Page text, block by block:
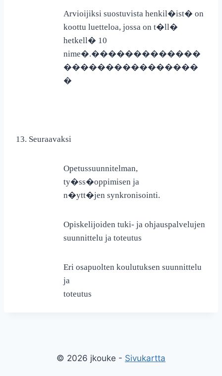
Arvioijiksi suostuvista henkil�ist� on
koottu luetteloa, jossa on t�ll�
hetkell� 10
nime�.�������������
����������������
�
13. Seuraavaksi
Opetussuunnitelman,
ty�ss�oppimisen ja
n�ytt�jen synkronisointi.
Opiskelijoiden tuki- ja ohjauspalvelujen
suunnittelu ja toteutus
Eri osapuolten koulutuksen suunnittelu
ja
toteutus
© 2026 jkouke - Sivukartta